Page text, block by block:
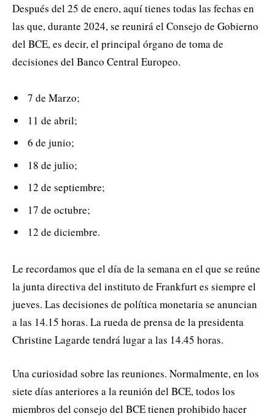
Después del 25 de enero, aquí tienes todas las fechas en
las que, durante 2024, se reunirá el Consejo de Gobierno
del BCE, es decir, el principal órgano de toma de
decisiones del Banco Central Europeo.
7 de Marzo;
11 de abril;
6 de junio;
18 de julio;
12 de septiembre;
17 de octubre;
12 de diciembre.
Le recordamos que el día de la semana en el que se reúne
la junta directiva del instituto de Frankfurt es siempre el
jueves. Las decisiones de política monetaria se anuncian
a las 14.15 horas. La rueda de prensa de la presidenta
Christine Lagarde tendrá lugar a las 14.45 horas.
Una curiosidad sobre las reuniones. Normalmente, en los
siete días anteriores a la reunión del BCE, todos los
miembros del consejo del BCE tienen prohibido hacer